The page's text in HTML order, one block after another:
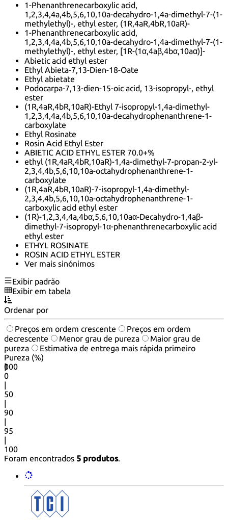
1-Phenanthrenecarboxylic acid,
1,2,3,4,4a,4b,5,6,10,10a-decahydro-1,4a-dimethyl-7-(1-
methylethyl)-, ethyl ester, (1R,4aR,4bR,10aR)-
1-Phenanthrenecarboxylic acid,
1,2,3,4,4a,4b,5,6,10,10a-decahydro-1,4a-dimethyl-7-(1-
methylethyl)-, ethyl ester, [1R-(1α,4aβ,4bα,10aα)]-
Abietic acid ethyl ester
Ethyl Abieta-7,13-Dien-18-Oate
Ethyl abietate
Podocarpa-7,13-dien-15-oic acid, 13-isopropyl-, ethyl
ester
(1R,4aR,4bR,10aR)-Ethyl 7-isopropyl-1,4a-dimethyl-
1,2,3,4,4a,4b,5,6,10,10a-decahydrophenanthrene-1-
carboxylate
Ethyl Rosinate
Rosin Acid Ethyl Ester
ABIETIC ACID ETHYL ESTER 70.0+%
ethyl (1R,4aR,4bR,10aR)-1,4a-dimethyl-7-propan-2-yl-
2,3,4,4b,5,6,10,10a-octahydrophenanthrene-1-
carboxylate
(1R,4aR,4bR,10aR)-7-isopropyl-1,4a-dimethyl-
2,3,4,4b,5,6,10,10a-octahydrophenanthrene-1-
carboxylic acid ethyl ester
(1R)-1,2,3,4,4a,4bα,5,6,10,10aα-Decahydro-1,4aβ-
dimethyl-7-isopropyl-1α-phenanthrenecarboxylic acid
ethyl ester
ETHYL ROSINATE
ROSIN ACID ETHYL ESTER
Ver mais sinónimos
Exibir padrão
Exibir em tabela
Ordenar por
Preços em ordem crescente
Preços em ordem
decrescente
Menor grau de pureza
Maior grau de
pureza
Estimativa de entrega mais rápida primeiro
Pureza (%)
0
100
|
0
|
50
|
90
|
95
|
100
Foram encontrados 5 produtos.